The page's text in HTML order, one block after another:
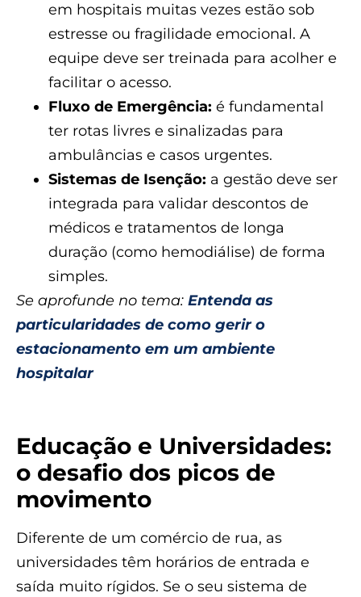
em hospitais muitas vezes estão sob
estresse ou fragilidade emocional. A
equipe deve ser treinada para acolher e
facilitar o acesso.
Fluxo de Emergência: é fundamental
ter rotas livres e sinalizadas para
ambulâncias e casos urgentes.
Sistemas de Isenção: a gestão deve ser
integrada para validar descontos de
médicos e tratamentos de longa
duração (como hemodiálise) de forma
simples.
Se aprofunde no tema: Entenda as
particularidades de como gerir o
estacionamento em um ambiente
hospitalar
Educação e Universidades:
o desafio dos picos de
movimento
Diferente de um comércio de rua, as
universidades têm horários de entrada e
saída muito rígidos. Se o seu sistema de